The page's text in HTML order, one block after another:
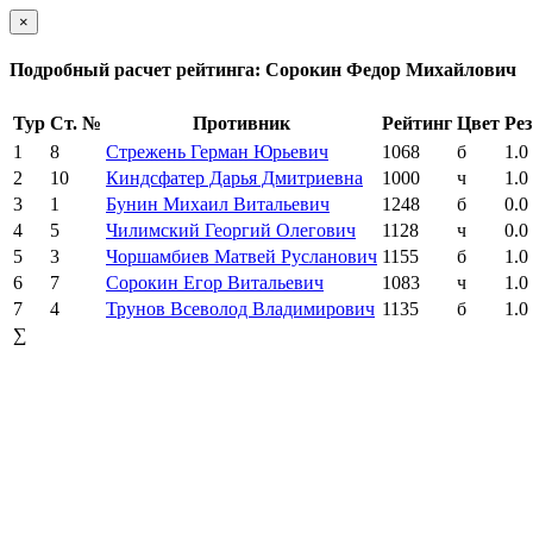
×
Подробный расчет рейтинга: Сорокин Федор Михайлович
Тур Ст. № Противник Рейтинг Цвет Рез
1
8 Стрежень Герман Юрьевич 1068 б
1.0
2
10 Киндсфатер Дарья Дмитриевна 1000 ч
1.0
3
1 Бунин Михаил Витальевич 1248 б
0.0
4
5 Чилимский Георгий Олегович 1128 ч
0.0
5
3 Чоршамбиев Матвей Русланович 1155 б
1.0
6
7 Сорокин Егор Витальевич 1083 ч
1.0
7
4 Трунов Всеволод Владимирович 1135 б
1.0
∑